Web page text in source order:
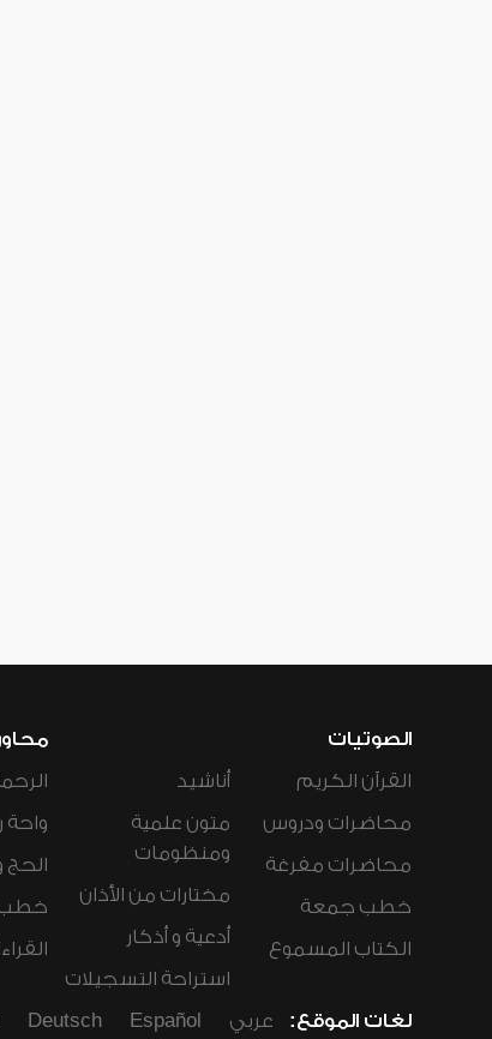
الصوتيات
القرآن الكريم
محاضرات ودروس
محاضرات مفرغة
خطب جمعة
الكتاب المسموع
أناشيد
متون علمية
ومنظومات
مختارات من الأذان
أدعية و أذكار
استراحة التسجيلات
واحة
الحج
لغات الموقع: عربي Español
Deutsch